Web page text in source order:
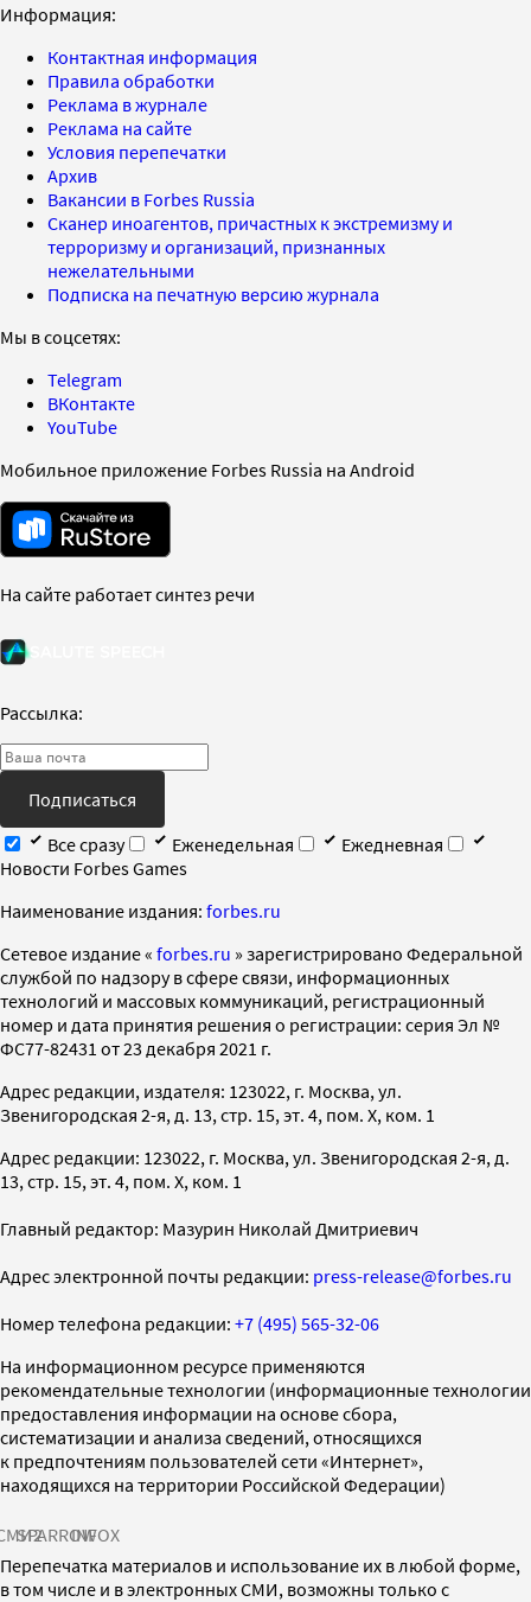
Информация:
Контактная информация
Правила обработки
Реклама в журнале
Реклама на сайте
Условия перепечатки
Архив
Вакансии в Forbes Russia
Сканер иноагентов, причастных к экстремизму и
терроризму и организаций, признанных
нежелательными
Подписка на печатную версию журнала
Мы в соцсетях:
Telegram
ВКонтакте
YouTube
Мобильное приложение Forbes Russia на Android
На сайте работает синтез речи
Рассылка:
Подписаться
Все сразу
Еженедельная
Ежедневная
Новости Forbes Games
Наименование издания: forbes.ru
Cетевое издание « forbes.ru » зарегистрировано Федеральной
службой по надзору в сфере связи, информационных
технологий и массовых коммуникаций, регистрационный
номер и дата принятия решения о регистрации: серия Эл №
ФС77-82431 от 23 декабря 2021 г.
Адрес редакции, издателя: 123022, г. Москва, ул.
Звенигородская 2-я, д. 13, стр. 15, эт. 4, пом. X, ком. 1
Адрес редакции: 123022, г. Москва, ул. Звенигородская 2-я, д.
13, стр. 15, эт. 4, пом. X, ком. 1
Главный редактор: Мазурин Николай Дмитриевич
Адрес электронной почты редакции: press-release@forbes.ru
Номер телефона редакции: +7 (495) 565-32-06
На информационном ресурсе применяются
рекомендательные технологии (информационные технологии
предоставления информации на основе сбора,
систематизации и анализа сведений, относящихся
к предпочтениям пользователей сети «Интернет»,
находящихся на территории Российской Федерации)
SPARROWINFOX
Перепечатка материалов и использование их в любой форме,
в том числе и в электронных СМИ, возможны только с